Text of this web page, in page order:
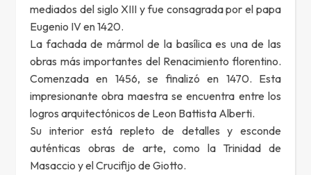
mediados del siglo XIII y fue consagrada por el papa
Eugenio IV en 1420.
La fachada de mármol de la basílica es una de las
obras más importantes del Renacimiento florentino.
Comenzada en 1456, se finalizó en 1470. Esta
impresionante obra maestra se encuentra entre los
logros arquitectónicos de Leon Battista Alberti.
Su interior está repleto de detalles y esconde
auténticas obras de arte, como la Trinidad de
Masaccio y el Crucifijo de Giotto.